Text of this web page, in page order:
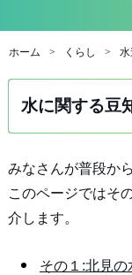
ホーム くらし 水
水に関する豆
みなさんが普段か
このページではそ
介します。
その１:北見の